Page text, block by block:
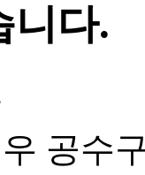
니다.
우 공수